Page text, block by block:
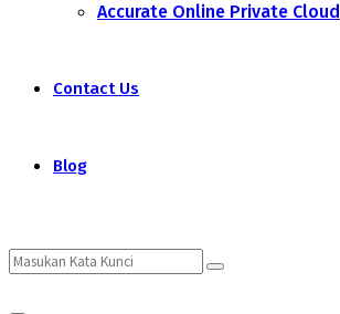
Accurate Online Private Cloud
Contact Us
Blog
Search
Search